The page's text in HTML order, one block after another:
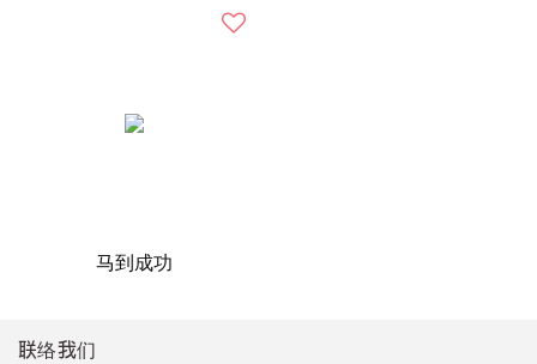
马到成功
联络我们